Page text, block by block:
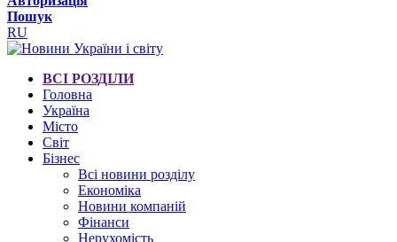
Пошук
RU
ВСІ РОЗДІЛИ
Головна
Україна
Місто
Світ
Бізнес
Всі новини розділу
Економіка
Новини компаній
Фінанси
Нерухомість